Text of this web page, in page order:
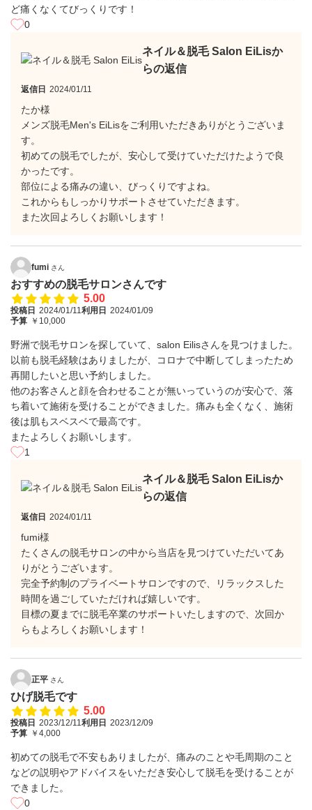
ど痛くなくてびっくりです！
0
ネイル＆脱毛 Salon EiLisか
らの返信
返信日 2024/01/11
たか様
メンズ脱毛Men's EiLisをご利用いただきありがとうございま
す。
初めての脱毛でしたが、安心して受けていただけたようで良
かったです。
部位による痛みの違い、びっくりですよね。
これからもしっかりサポートさせていただきます。
また次回よろしくお願いします！
fumi さん
おすすめの脱毛サロンさんです
5.00
投稿日 2024/01/11利用日 2024/01/09
予算 ￥10,000
野洲で脱毛サロンを探していて、salon Eilisさんを見つけました。
以前も脱毛経験はありましたが、コロナで中断してしまったため
再開したいと思い予約しました。
他のお客さんと顔を合わせることが無いっていうのが安心で、落
ち着いて施術を受けることができました。痛みも全くなく、施術
後は肌もスベスベで最高です。
またよろしくお願いします。
1
ネイル＆脱毛 Salon EiLisか
らの返信
返信日 2024/01/11
fumi様
たくさんの脱毛サロンの中から当店を見つけていただいてあ
りがとうございます。
完全予約制のプライベートサロンですので、リラックスした
時間を過ごしていただければ嬉しいです。
目標の夏までに脱毛卒業のサポートいたしますので、次回か
らもよろしくお願いします！
正平 さん
ひげ脱毛です
5.00
投稿日 2023/12/11利用日 2023/12/09
予算 ￥4,000
初めての脱毛で不安もありましたが、痛みのことや毛周期のこと
などの説明やアドバイスをいただき安心して脱毛を受けることが
できました。
0